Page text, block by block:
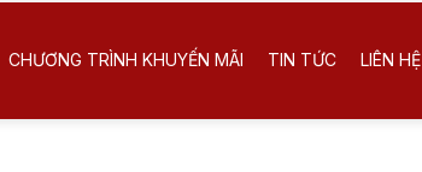
CHƯƠNG TRÌNH KHUYẾN MÃI TIN TỨC LIÊN HỆ